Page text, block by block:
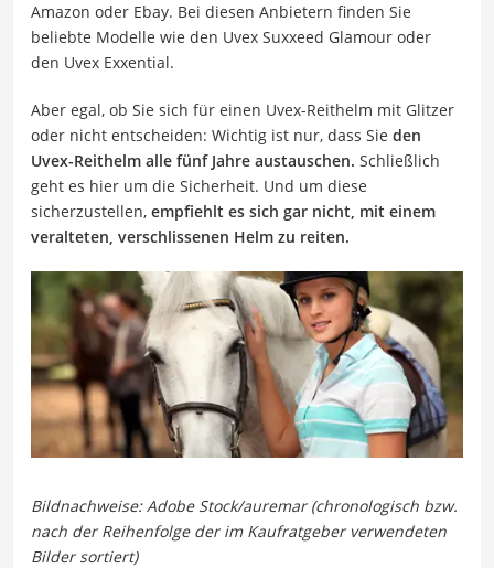
Amazon oder Ebay. Bei diesen Anbietern finden Sie
beliebte Modelle wie den Uvex Suxxeed Glamour oder
den Uvex Exxential.
Aber egal, ob Sie sich für einen Uvex-Reithelm mit Glitzer
oder nicht entscheiden: Wichtig ist nur, dass Sie den
Uvex-Reithelm alle fünf Jahre austauschen. Schließlich
geht es hier um die Sicherheit. Und um diese
sicherzustellen, empfiehlt es sich gar nicht, mit einem
veralteten, verschlissenen Helm zu reiten.